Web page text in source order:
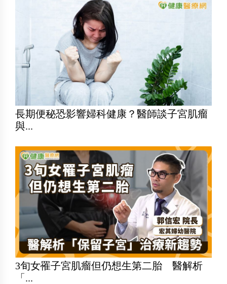
長期便秘恐影響婦科健康？醫師談子宮肌瘤
與...
3旬女罹子宮肌瘤但仍想生第二胎 醫解析
「...